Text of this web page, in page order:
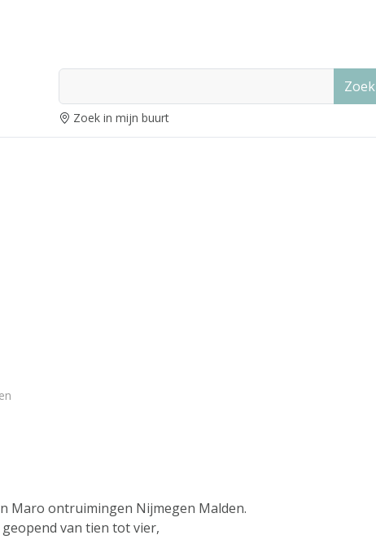
Zoek
Zoek in mijn buurt
Maro ontruimingen Nijmegen Malden.
van tien tot vier,